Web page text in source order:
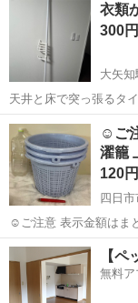
衣類
300円
大矢知
天井と床で突っ張るタ
三重 四日市市
☺️ご注意 3個の値段 単品
120円
四日市
☺️ご注意 表示金額はまとめて3個の値段 (単品も可能 ) プラスティック
製 カゴ 洗濯籠 丸型 上部直径31.5✖️高さ24.5cm 水色 2個だけは単価
5%加算 1個だけは単価
三重 四日市市
【ペ
無料ア